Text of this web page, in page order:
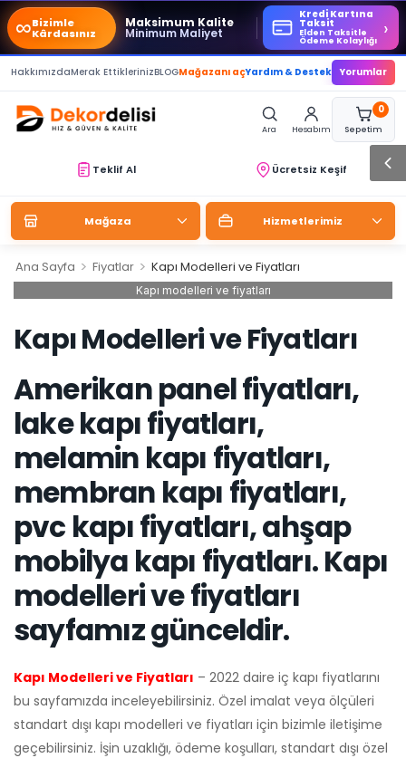
∞Bizimle
Kârdasınız
Maksimum Kalite
Minimum Maliyet
Kredi Kartına
Taksit
Elden Taksitle
Ödeme Kolaylığı
›
HakkımızdaMerak EttiklerinizBLOGMağazanı açYardım & Destek Yorumlar
Ara Hesabım
0
Sepetim
Teklif Al Ücretsiz Keşif
Mağaza Hizmetlerimiz
Ana Sayfa > Fiyatlar > Kapı Modelleri ve Fiyatları
Kapı modelleri ve fiyatları
Kapı Modelleri ve Fiyatları
Amerikan panel fiyatları,
lake kapı fiyatları,
melamin kapı fiyatları,
membran kapı fiyatları,
pvc kapı fiyatları, ahşap
mobilya kapı fiyatları. Kapı
modelleri ve fiyatları
sayfamız günceldir.
Kapı Modelleri ve Fiyatları – 2022 daire iç kapı fiyatlarını
bu sayfamızda inceleyebilirsiniz. Özel imalat veya ölçüleri
standart dışı kapı modelleri ve fiyatları için bizimle iletişime
geçebilirsiniz. İşin uzaklığı, ödeme koşulları, standart dışı özel